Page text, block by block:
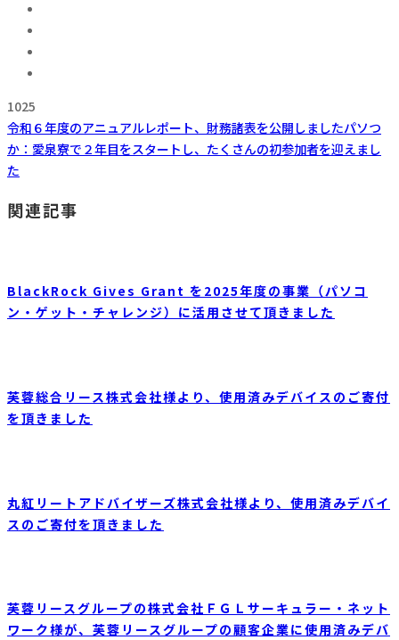
1025
令和６年度のアニュアルレポート、財務諸表を公開しましたパソつ
か：愛泉寮で２年目をスタートし、たくさんの初参加者を迎えまし
た
関連記事
BlackRock Gives Grant を2025年度の事業（パソコ
ン・ゲット・チャレンジ）に活用させて頂きました
芙蓉総合リース株式会社様より、使用済みデバイスのご寄付
を頂きました
丸紅リートアドバイザーズ株式会社様より、使用済みデバイ
スのご寄付を頂きました
芙蓉リースグループの株式会社ＦＧＬサーキュラー・ネット
ワーク様が、芙蓉リースグループの顧客企業に使用済みデバ